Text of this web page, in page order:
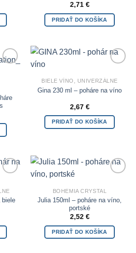
2,71 €
PRIDAŤ DO KOŠÍKA
Wishlist
BIELE VÍNO, UNIVERZÁLNE
Gina 230 ml – poháre na víno
2,67 €
PRIDAŤ DO KOŠÍKA
biele
BOHEMIA CRYSTAL
Julia 150ml – poháre na víno,
portské
2,52 €
PRIDAŤ DO KOŠÍKA